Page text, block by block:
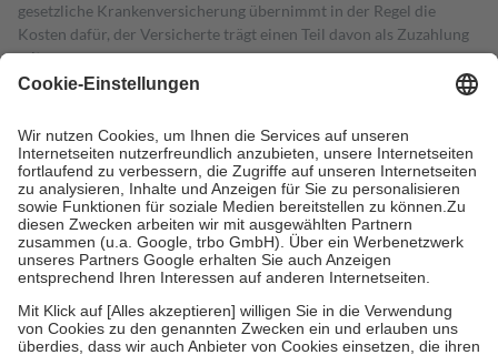
gesetzliche Krankenversicherung übernimmt in der Regel die
Kosten dafür, der Versicherte trägt einen Teil davon als Zuzahlung
mit.
Grundsätzlich leisten Mitglieder Zuzahlungen in Höhe von zehn
höchstens zehn Euro.
Es sind jedoch nie mehr als die tatsächlichen
Kosten der Leistung zu entrichten.
Diese Regeln gelten grundsätzlich auch für Online-Apotheken.
Bei Heilmitteln und häuslicher Krankenpflege beträgt die
Zuzahlung zehn Prozent der Kosten sowie zehn Euro je
Verordnung.
Um das Engagement der Versicherten für ihre eigene Gesundheit zu
stärken und die besondere Stellung der Familie zu unterstützen,
fallenkeine Zuzahlungenan bei:
• Kindern und Jugendlichen bis zum vollendeten 18. Lebensjahr